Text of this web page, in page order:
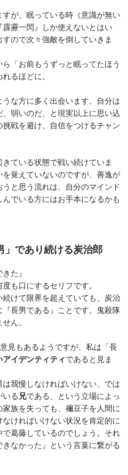
が、眠っている時（意識が無い
靂一閃』しか使えないとはい
ので次々強敵を倒していきま
ら「お前もうずっと眠ってたほう
るほどに。
な方に多く出会います。自分は
弱いのだ、と現実以上に思い込
戦を避け、自信をつけるチャン
ている状態で戦い続けていま
覚えていないのですが、善逸が
と思う流れは、自分のマインド
でいる方にはお手本になるかも
」であり続ける炭治郎
た』
も口にするセリフです。
けて限界を超えていても、炭治
長男である』ことです。鬼殺隊
ん。
見もあるようですが、私は「長
アイデンティティであると見ま
我慢しなければいけない、では
いる兄である、という立場によっ
族を失っても、禰󠄀豆子を人間に
ければいけない状況を肯定的に
葛藤しているのでしょう。それ
なかった』という言葉に繋がる